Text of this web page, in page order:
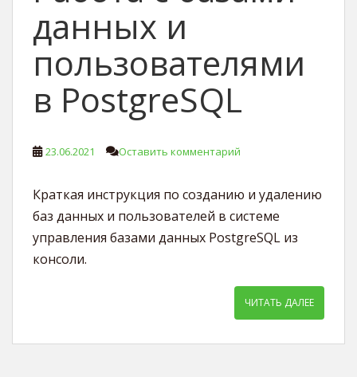
данных и
пользователями
в PostgreSQL
23.06.2021 Оставить комментарий
Краткая инструкция по созданию и удалению
баз данных и пользователей в системе
управления базами данных PostgreSQL из
консоли.
ЧИТАТЬ ДАЛЕЕ